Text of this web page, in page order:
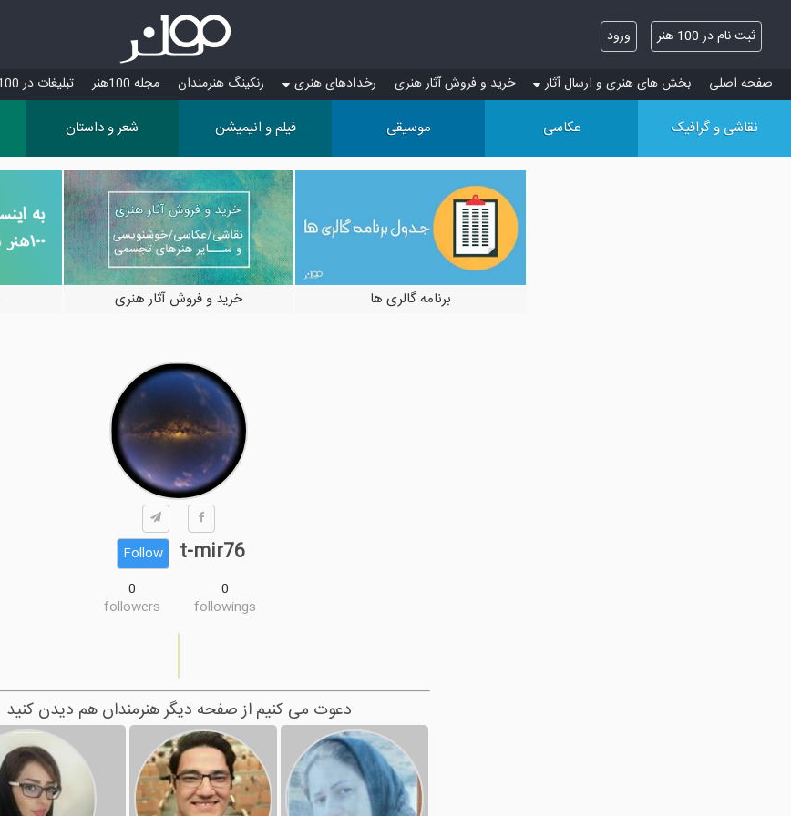
ثبت نام در 100 هنر ورود
صفحه اصلی بخش های هنری و ارسال آثار خرید و فروش آثار هنری رخدادهای هنری رنکینگ هنرمندان مجله 100هنر تبلیغات در 100هنر
نقاشی و گرافیک عکاسی موسیقی فیلم و انیمیشن شعر و داستان
خرید و فروش آثار هنری برنامه گالری ها
t-mir76
Follow
0
followings
0
followers
دعوت می کنیم از صفحه دیگر هنرمندان هم دیدن کنید